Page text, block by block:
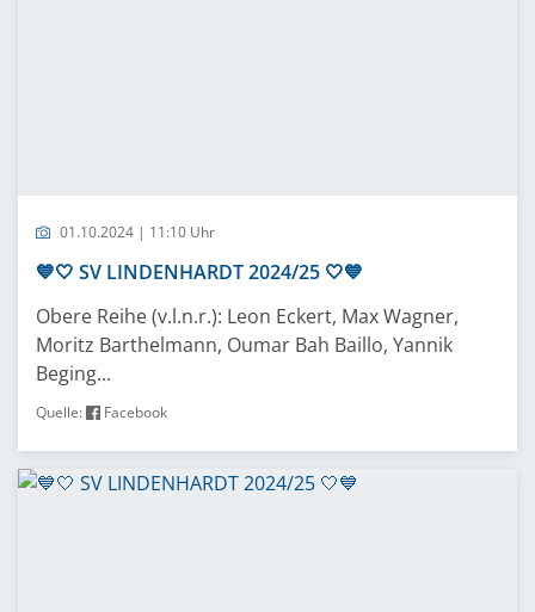
01.10.2024 | 11:10 Uhr
💙🤍 SV LINDENHARDT 2024/25 🤍💙
Obere Reihe (v.l.n.r.): Leon Eckert, Max Wagner,
Moritz Barthelmann, Oumar Bah Baillo, Yannik
Beging...
Quelle: Facebook